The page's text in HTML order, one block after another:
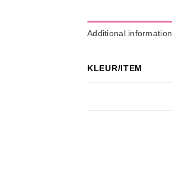
Additional information
KLEUR/ITEM